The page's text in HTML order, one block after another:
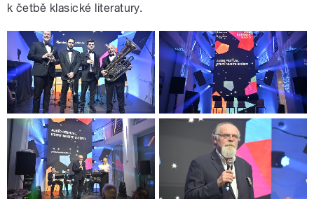
k četbě klasické literatury.